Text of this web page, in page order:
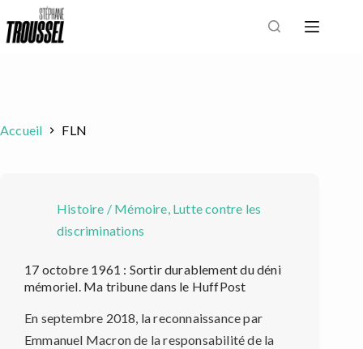
au
Accueil FLN
Histoire / Mémoire, Lutte contre les
discriminations
17 octobre 1961 : Sortir durablement du déni
mémoriel. Ma tribune dans le HuffPost
En septembre 2018, la reconnaissance par
Emmanuel Macron de la responsabilité de la